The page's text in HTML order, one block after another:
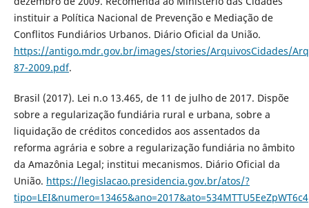
instituir a Política Nacional de Prevenção e Mediação de
Conflitos Fundiários Urbanos. Diário Oficial da União.
https://antigo.mdr.gov.br/images/stories/ArquivosCidades/
87-2009.pdf.
Brasil (2017). Lei n.o 13.465, de 11 de julho de 2017. Dispõe
sobre a regularização fundiária rural e urbana, sobre a
liquidação de créditos concedidos aos assentados da
reforma agrária e sobre a regularização fundiária no âmbito
da Amazônia Legal; institui mecanismos. Diário Oficial da
União. https://legislacao.presidencia.gov.br/atos/?
tipo=LEI&numero=13465&ano=2017&ato=534MTTU5EeZpWT6c4